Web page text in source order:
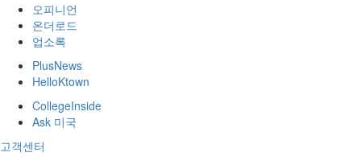
오피니언
온더로드
업소록
PlusNews
HelloKtown
CollegeInside
Ask 미국
고객센터